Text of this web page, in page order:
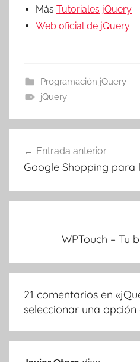
Más Tutoriales jQuery
Web oficial de jQuery
Programación jQuery
jQuery
de
Entrada anterior
Google Shopping para
WPTouch – Tu
21 comentarios en «
seleccionar una opción